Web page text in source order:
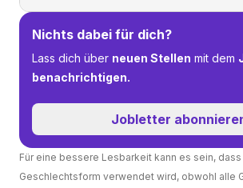
Nichts dabei für dich?
Lass dich über neuen Stellen mit dem
benachrichtigen.
Jobletter
Für eine bessere Lesbarkeit kann es sein, dass
Geschlechtsform verwendet wird, obwohl alle